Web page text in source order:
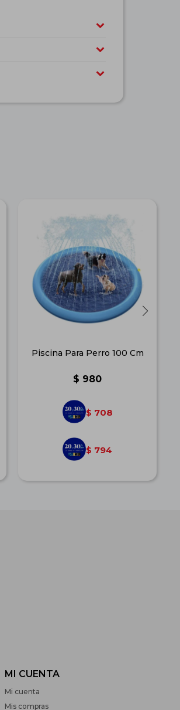
Piscina Para Perro 100 Cm
$ 980
$ 708
$ 794
MI CUENTA
Mi cuenta
Mis compras